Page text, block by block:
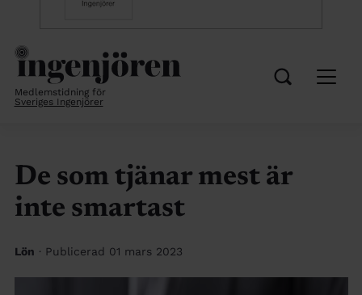
Medlemstidning för
Sveriges Ingenjörer
De som tjänar mest är
inte smartast
Lön · Publicerad 01 mars 2023